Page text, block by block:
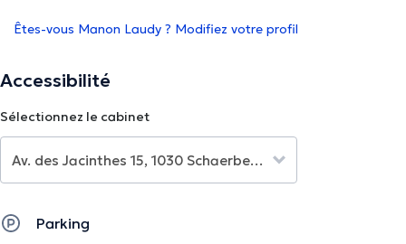
Êtes-vous Manon Laudy ? Modifiez votre profil
Accessibilité
Sélectionnez le cabinet
Parking